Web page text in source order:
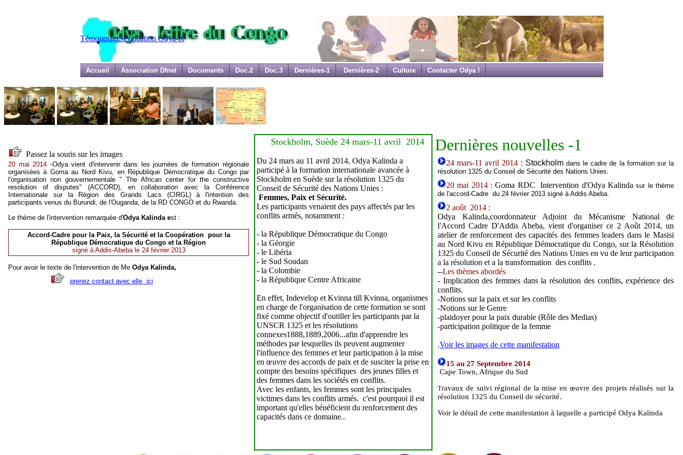
TémoignagesFondation Odya-K
Accueil Association Dfnet Documents Doc.2 Doc.3 Dernières-1 Dernières-2 Culture Contacter Odya !
Passez la souris sur les images
20 mai 2014 -Odya vient d'intervenir dans les journées de formation régionale
organisées à Goma au Nord Kivu, en République Démocratique du Congo par
l'organisation non gouvernementale " The African center for the constructive
resolution of disputes" (ACCORD), en collaboration avec la Conférence
Internationale sur la Région des Grands Lacs (CIRGL) à l'intention des
participants venus du Burundi, de l'Ouganda, de la RD CONGO et du Rwanda.
Le thème de l'intervention remarquée d'Odya Kalinda est :
Accord-Cadre pour la Paix, la Sécurité et la Coopération pour la
République Démocratique du Congo et la Région
signé à Addis-Abeba le 24 février 2013
Pour avoir le texte de l'intervention de Me Odya Kalinda,
prenez contact avec elle ici
Stockholm, Suède 24 mars-11 avril 2014
Du 24 mars au 11 avril 2014, Odya Kalinda a
participé à la formation internationale avancée à
Stockholm en Suède sur la résolution 1325 du
Conseil de Sécurité des Nations Unies :
Femmes, Paix et Sécurité.
Les participants venaient des pays affectés par les
conflits armés, notamment :
- la République Démocratique du Congo
- la Géorgie
- le Libéria
- le Sud Soudan
- la Colombie
- la République Centre Africaine
En effet, Indevelop et Kvinna till Kvinna, organismes
en charge de l'organisation de cette formation se sont
fixé comme objectif d'outiller les participants par la
UNSCR 1325 et les résolutions
connexes1888,1889,2006...afin d'apprendre les
méthodes par lesquelles ils peuvent augmenter
l'influence des femmes et leur participation à la mise
en œuvre des accords de paix et de susciter la prise en
compte des besoins spécifiques des jeunes filles et
des femmes dans les sociétés en conflits.
Avec les enfants, les femmes sont les principales
victimes dans les conflits armés. c'est pourquoi il est
important qu'elles bénéficient du renforcement des
capacités dans ce domaine..
Dernières nouvelles -1
24 mars-11 avril 2014 : Stockholm dans le cadre de la formation sur la
résolution 1325 du Conseil de Sécurité des Nations Unies.
20 mai 2014 :Goma RDC Intervention d'Odya Kalindasur le thème
de l'accord-Cadre du 24 février 2013 signé à Addis Abeba.
2 août 2014 :
Odya Kalinda,coordonnateur Adjoint du Mécanisme National de
l'Accord Cadre D'Addis Abeba, vient d'organiser ce 2 Août 2014, un
atelier de renforcement des capacités des femmes leaders dans le Masisi
au Nord Kivu en République Démocratique du Congo, sur la Résolution
1325 du Conseil de Sécurité des Nations Unies en vu de leur participation
a la résolution et a la transformation des conflits .
--Les thèmes abordés
- Implication des femmes dans la résolution des conflits, expérience des
conflits.
-Notions sur la paix et sur les conflits
-Notions sur le Genre
-plaidoyer pour la paix durable (Rôle des Medias)
-participation politique de la femme
.Voir les images de cette manifestation
15 au 27 Septembre 2014
Cape Town, Afrique du Sud
Travaux de suivi régional de la mise en œuvre des projets réalisés sur la
résolution 1325 du Conseil de sécurité.
Voir le détail de cette manifestation à laquelle a participé Odya Kalinda